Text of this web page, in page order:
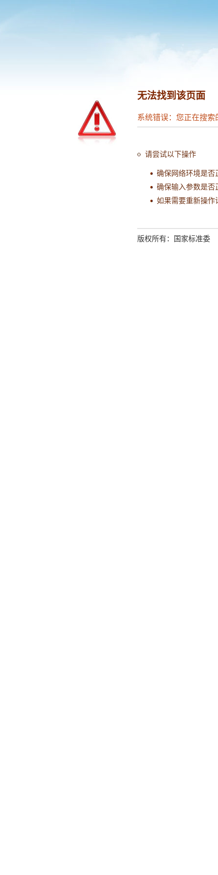
无法找到该页面
系统错误：您正在搜
请尝试以下操作
确保网络环境是否
确保输入参数是否
如果需要重新操作
版权所有：国家标准委